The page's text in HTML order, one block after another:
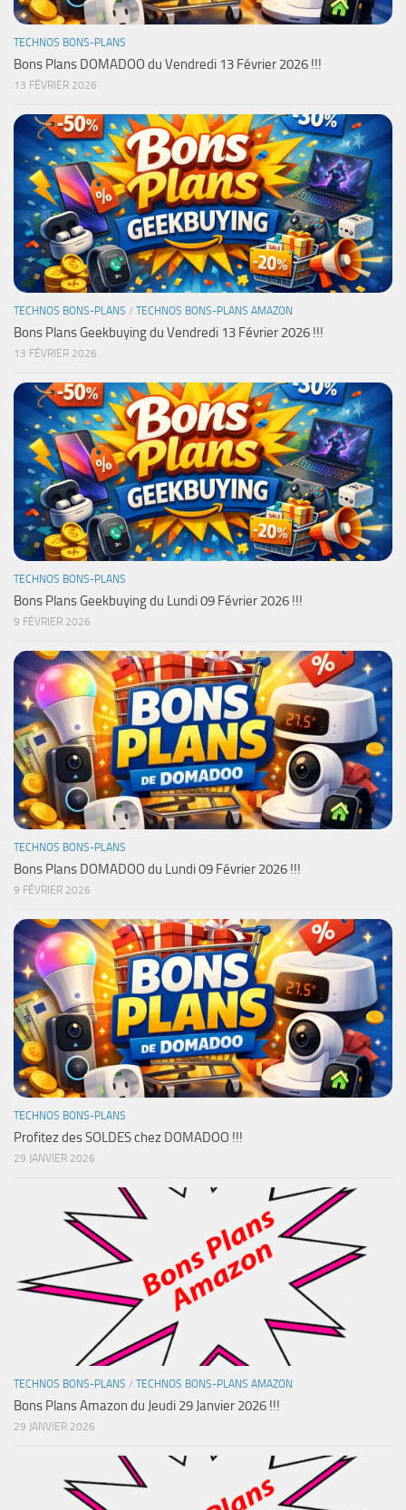
TECHNOS BONS-PLANS
Bons Plans DOMADOO du Vendredi 13 Février 2026 !!!
13 FÉVRIER 2026
TECHNOS BONS-PLANS / TECHNOS BONS-PLANS AMAZON
Bons Plans Geekbuying du Vendredi 13 Février 2026 !!!
13 FÉVRIER 2026
TECHNOS BONS-PLANS
Bons Plans Geekbuying du Lundi 09 Février 2026 !!!
9 FÉVRIER 2026
TECHNOS BONS-PLANS
Bons Plans DOMADOO du Lundi 09 Février 2026 !!!
9 FÉVRIER 2026
TECHNOS BONS-PLANS
Profitez des SOLDES chez DOMADOO !!!
29 JANVIER 2026
TECHNOS BONS-PLANS / TECHNOS BONS-PLANS AMAZON
Bons Plans Amazon du Jeudi 29 Janvier 2026 !!!
29 JANVIER 2026